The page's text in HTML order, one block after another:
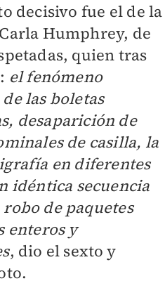
decisivo fue el de la
Humphrey, de
quien tras
el fenómeno
las boletas
desaparición de
de casilla, la
en diferentes
idéntica secuencia
de paquetes
enteros y
, dio el sexto y